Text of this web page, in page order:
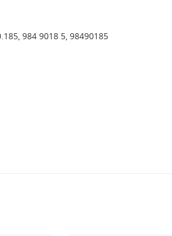
984 9018 5, 98490185